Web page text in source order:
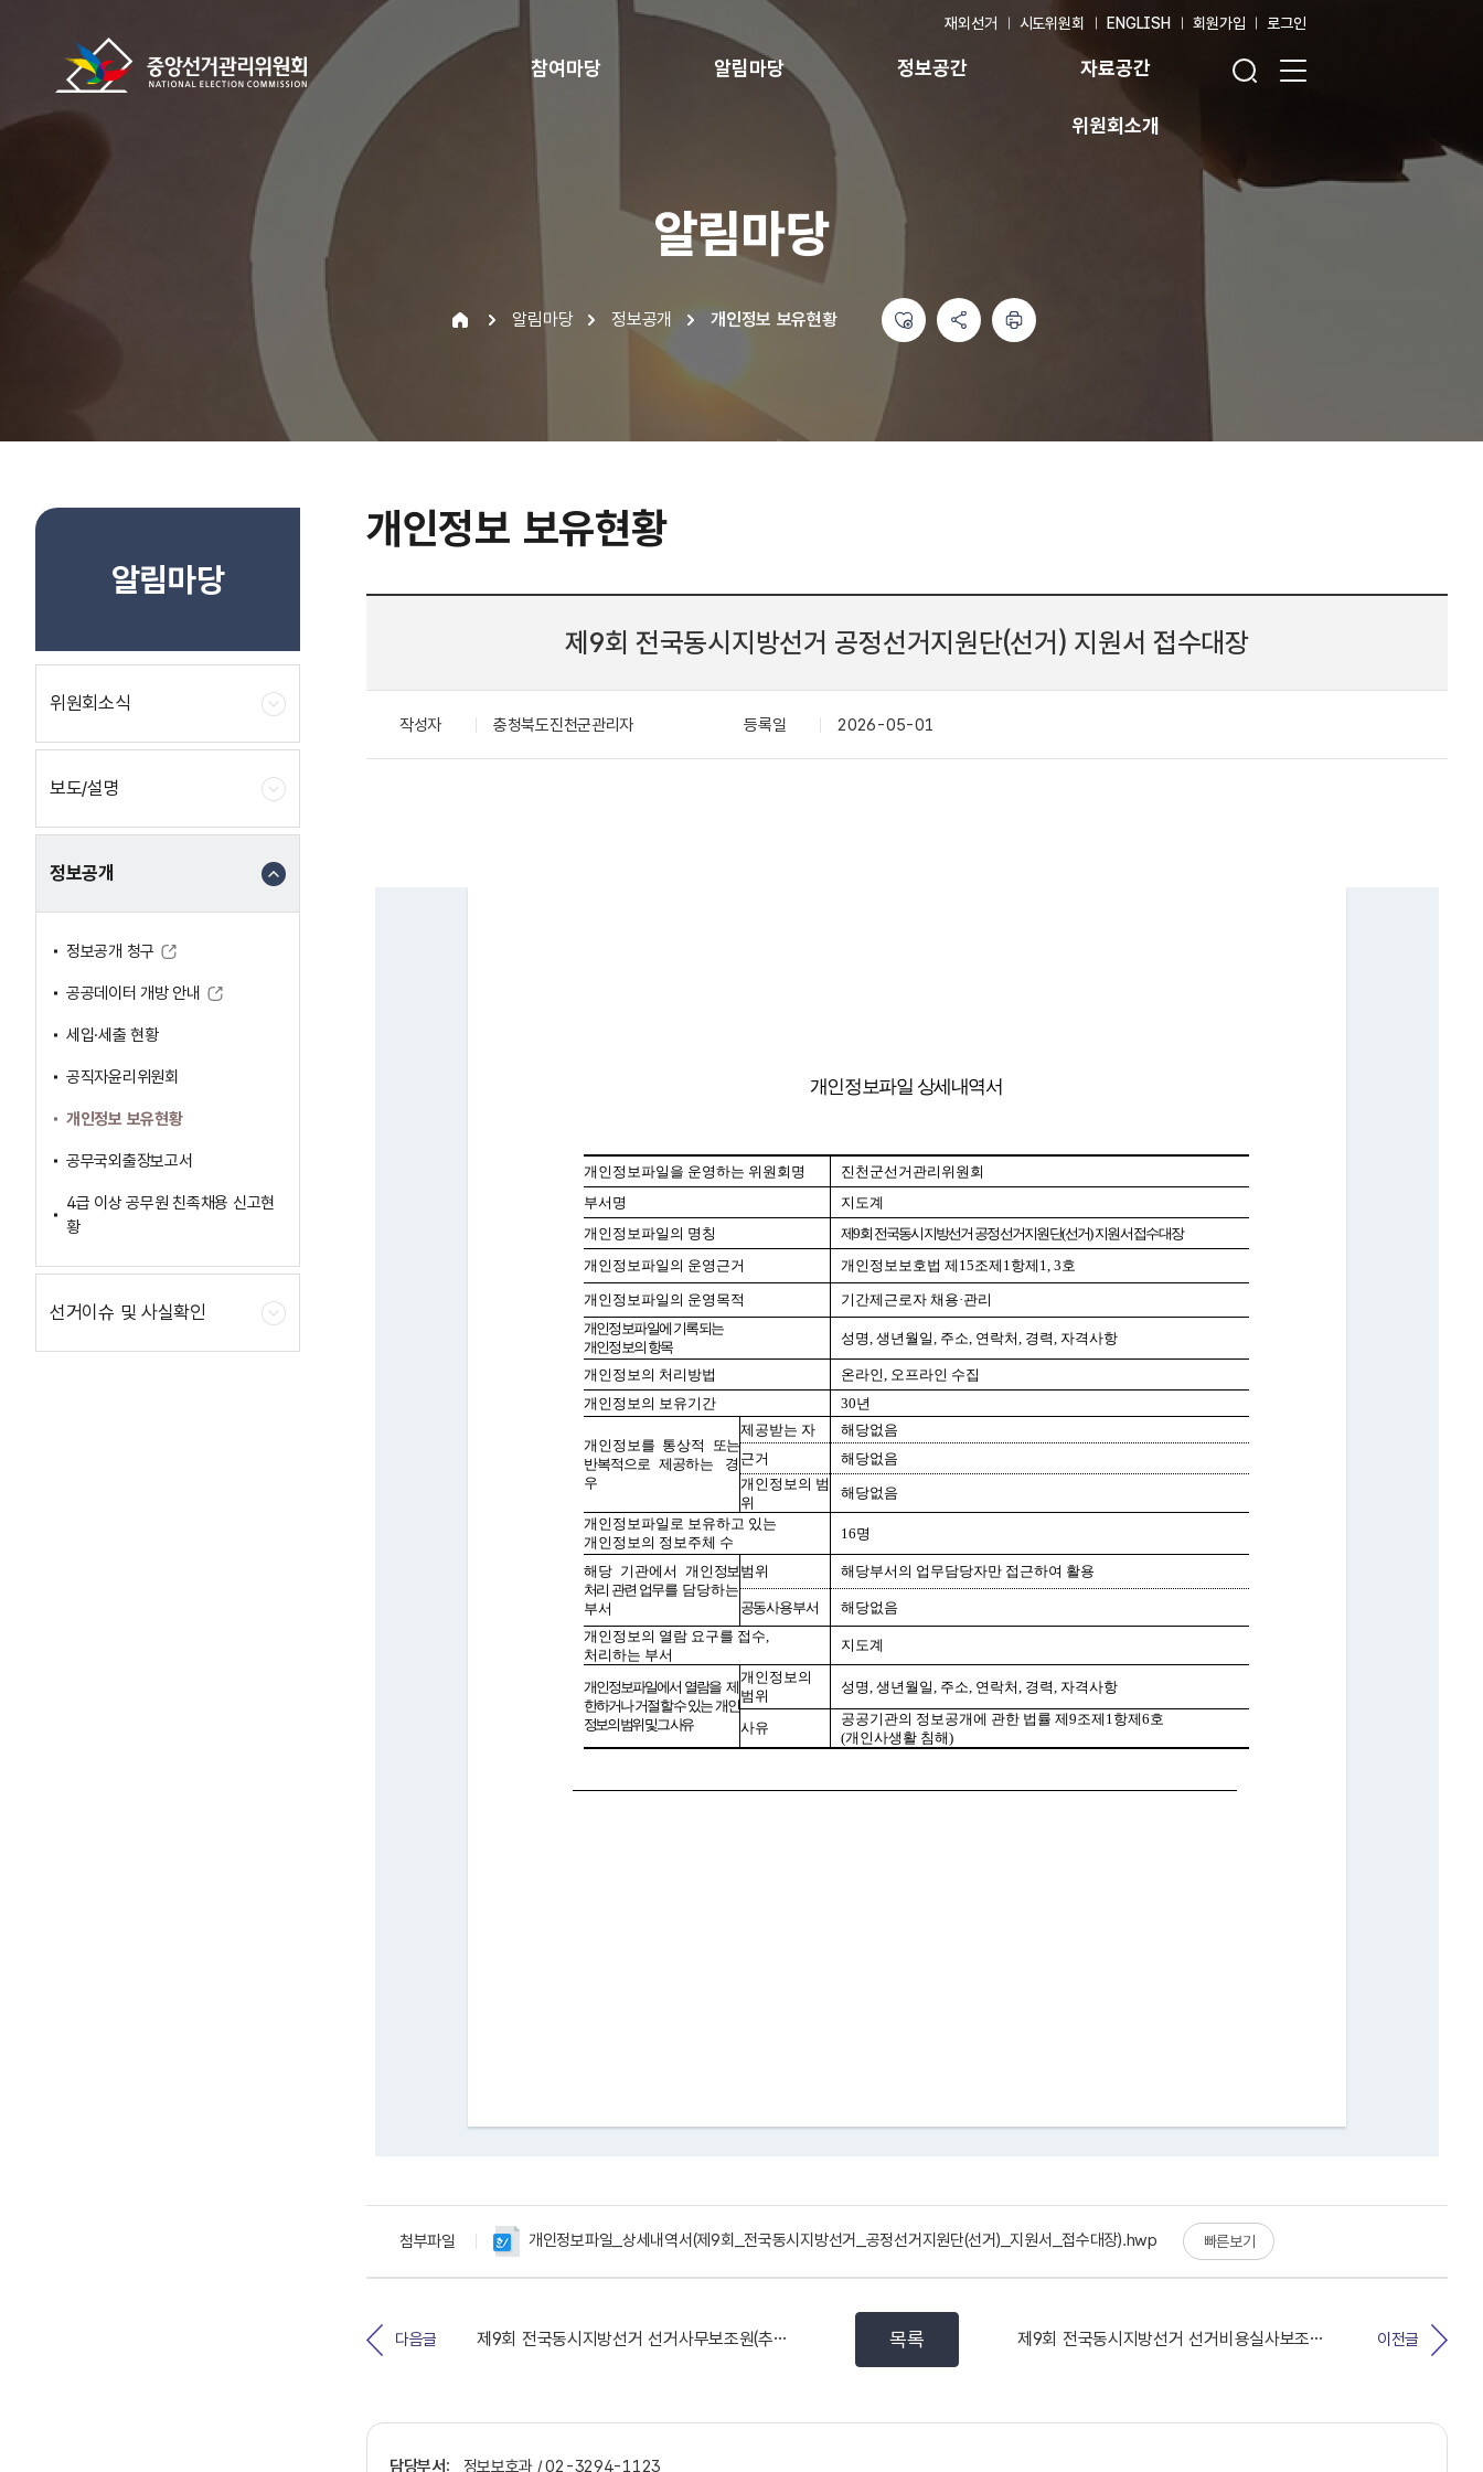
재외선거 시도위원회 ENGLISH 회원가입 로그인
참여마당 알림마당 정보공간 자료공간
위원회소개
알림마당
알림마당 정보공개 개인정보 보유현황
알림마당
위원회소식
보도/설명
정보공개
정보공개 청구
공공데이터 개방 안내
세입·세출 현황
공직자윤리위원회
개인정보 보유현황
공무국외출장보고서
4급 이상 공무원 친족채용 신고현
황
선거이슈 및 사실확인
개인정보 보유현황
제9회 전국동시지방선거 공정선거지원단(선거) 지원서 접수대장
작성자 충청북도진천군관리자 등록일 2026-05-01
첨부파일 개인정보파일_상세내역서(제9회_전국동시지방선거_공정선거지원단(선거)_지원서_접수대장).hwp 빠른보기
다음글 제9회 전국동시지방선거 선거사무보조원(추가채용) 지원서... 이전글
제9회 전국동시지방선거 선거비용실사보조요원 지원자 명단
목록
담당부서: 정보보호과 / 02-3294-1123